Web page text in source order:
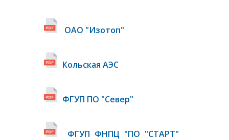
ОАО "Изотоп"
Кольская АЭС
ФГУП ПО "Север"
ФГУП ФНПЦ "ПО "СТАРТ"